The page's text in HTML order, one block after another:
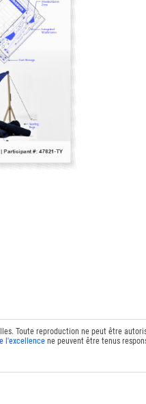
Toute reproduction ne peut être
l'excellencene peuvent être tenus